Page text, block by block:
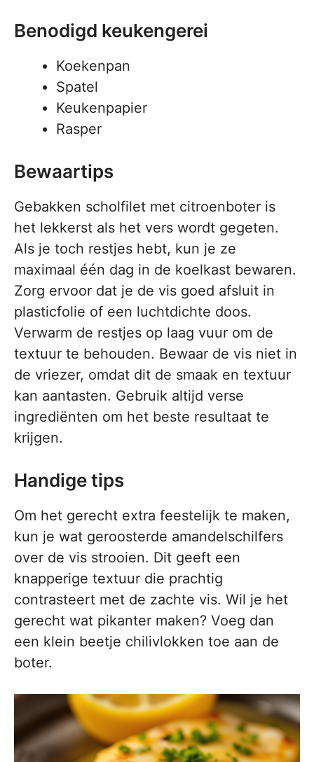
Benodigd keukengerei
Koekenpan
Spatel
Keukenpapier
Rasper
Bewaartips
Gebakken scholfilet met citroenboter is
het lekkerst als het vers wordt gegeten.
Als je toch restjes hebt, kun je ze
maximaal één dag in de koelkast bewaren.
Zorg ervoor dat je de vis goed afsluit in
plasticfolie of een luchtdichte doos.
Verwarm de restjes op laag vuur om de
textuur te behouden. Bewaar de vis niet in
de vriezer, omdat dit de smaak en textuur
kan aantasten. Gebruik altijd verse
ingrediënten om het beste resultaat te
krijgen.
Handige tips
Om het gerecht extra feestelijk te maken,
kun je wat geroosterde amandelschilfers
over de vis strooien. Dit geeft een
knapperige textuur die prachtig
contrasteert met de zachte vis. Wil je het
gerecht wat pikanter maken? Voeg dan
een klein beetje chilivlokken toe aan de
boter.